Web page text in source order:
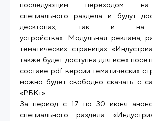
последующим переходом
специального раздела и будут
десктопах, так и на
устройствах. Модульная реклама,
тематических страницах
также будет доступна для всех
составе pdf-версии тематических
можно будет свободно скачать с
«РБК+».
За период с 17 по 30 июня
специального раздела